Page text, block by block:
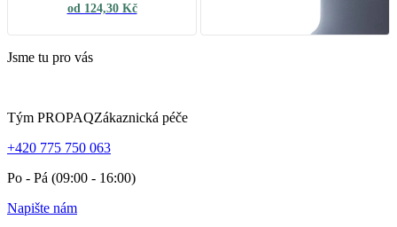
od 124,30 Kč
Jsme tu pro vás
Tým PROPAQZákaznická péče
+420 775 750 063
Po - Pá (09:00 - 16:00)
Napište nám